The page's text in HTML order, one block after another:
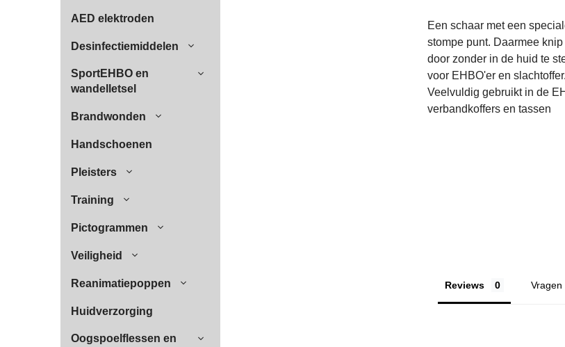
AED elektroden
Desinfectiemiddelen
SportEHBO en
wandelletsel
Brandwonden
Handschoenen
Pleisters
Training
Pictogrammen
Veiligheid
Reanimatiepoppen
Huidverzorging
Oogspoelflessen en
Een schaar met een
stompe punt. Daarmee
door zonder in de huid te
voor EHBO'er en
Veelvuldig gebruikt in de
verbandkoffers en tassen
Reviews Vragen